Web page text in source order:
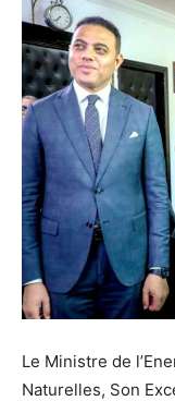
Le Ministre de
Naturelles, Son